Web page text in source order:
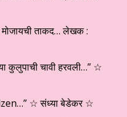
मोजायची ताकद… लेखक :
कुलुपाची चावी हरवली…” ☆
☆ संध्या बेडेकर ☆